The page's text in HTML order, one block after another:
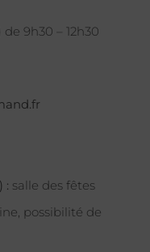
9h30 – 12h30
: salle des fêtes
possibilité de